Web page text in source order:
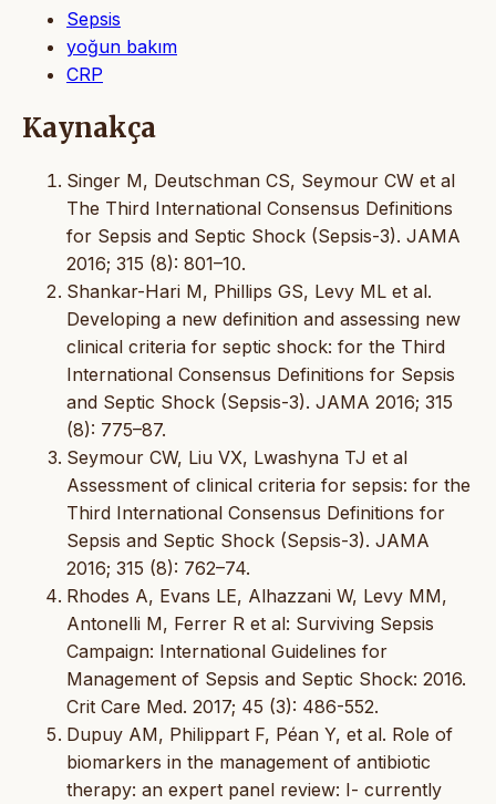
Sepsis
yoğun bakım
CRP
Kaynakça
Singer M, Deutschman CS, Seymour CW et al
The Third International Consensus Definitions
for Sepsis and Septic Shock (Sepsis-3). JAMA
2016; 315 (8): 801–10.
Shankar-Hari M, Phillips GS, Levy ML et al.
Developing a new definition and assessing new
clinical criteria for septic shock: for the Third
International Consensus Definitions for Sepsis
and Septic Shock (Sepsis-3). JAMA 2016; 315
(8): 775–87.
Seymour CW, Liu VX, Lwashyna TJ et al
Assessment of clinical criteria for sepsis: for the
Third International Consensus Definitions for
Sepsis and Septic Shock (Sepsis-3). JAMA
2016; 315 (8): 762–74.
Rhodes A, Evans LE, Alhazzani W, Levy MM,
Antonelli M, Ferrer R et al: Surviving Sepsis
Campaign: International Guidelines for
Management of Sepsis and Septic Shock: 2016.
Crit Care Med. 2017; 45 (3): 486-552.
Dupuy AM, Philippart F, Péan Y, et al. Role of
biomarkers in the management of antibiotic
therapy: an expert panel review: I- currently